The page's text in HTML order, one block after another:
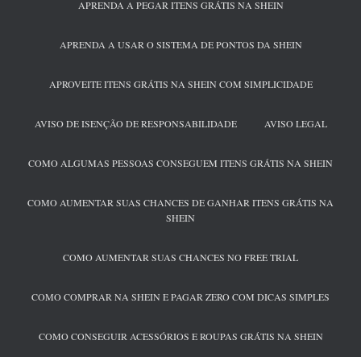
APRENDA A PEGAR ITENS GRÁTIS NA SHEIN
APRENDA A USAR O SISTEMA DE PONTOS DA SHEIN
APROVEITE ITENS GRÁTIS NA SHEIN COM SIMPLICIDADE
AVISO DE ISENÇÃO DE RESPONSABILIDADE AVISO LEGAL
COMO ALGUMAS PESSOAS CONSEGUEM ITENS GRÁTIS NA SHEIN
COMO AUMENTAR SUAS CHANCES DE GANHAR ITENS GRÁTIS NA
SHEIN
COMO AUMENTAR SUAS CHANCES NO FREE TRIAL
COMO COMPRAR NA SHEIN E PAGAR ZERO COM DICAS SIMPLES
COMO CONSEGUIR ACESSÓRIOS E ROUPAS GRÁTIS NA SHEIN